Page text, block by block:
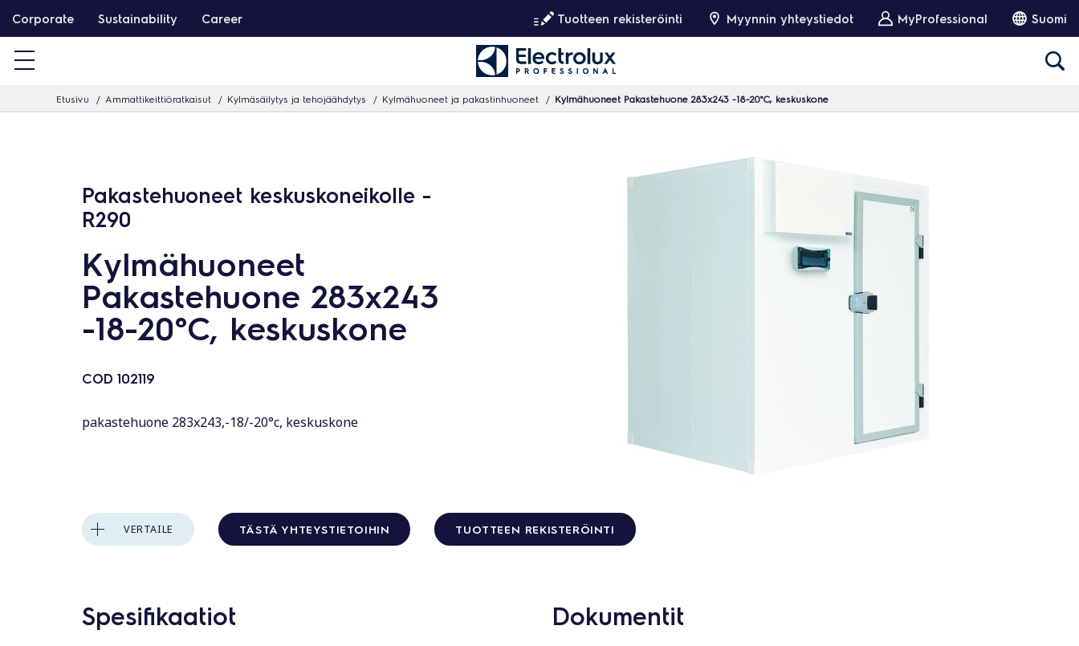
i
Corporate Sustainability Career Tuotteen rekisteröinti Myynnin yhteystiedot MyProfessional Suomi
Etusivu Ammattikeittiöratkaisut Kylmäsäilytys ja tehojäähdytys Kylmähuoneet ja pakastinhuoneet Kylmähuoneet Pakastehuone 283x243 -18-20°C, keskuskone
Pakastehuoneet keskuskoneikolle -
R290
Kylmähuoneet
Pakastehuone 283x243
-18-20°C, keskuskone
COD 102119
pakastehuone 283x243,-18/-20°c, keskuskone
VERTAILE TÄSTÄ YHTEYSTIETOIHIN TUOTTEEN REKISTERÖINTI
Spesifikaatiot Dokumentit